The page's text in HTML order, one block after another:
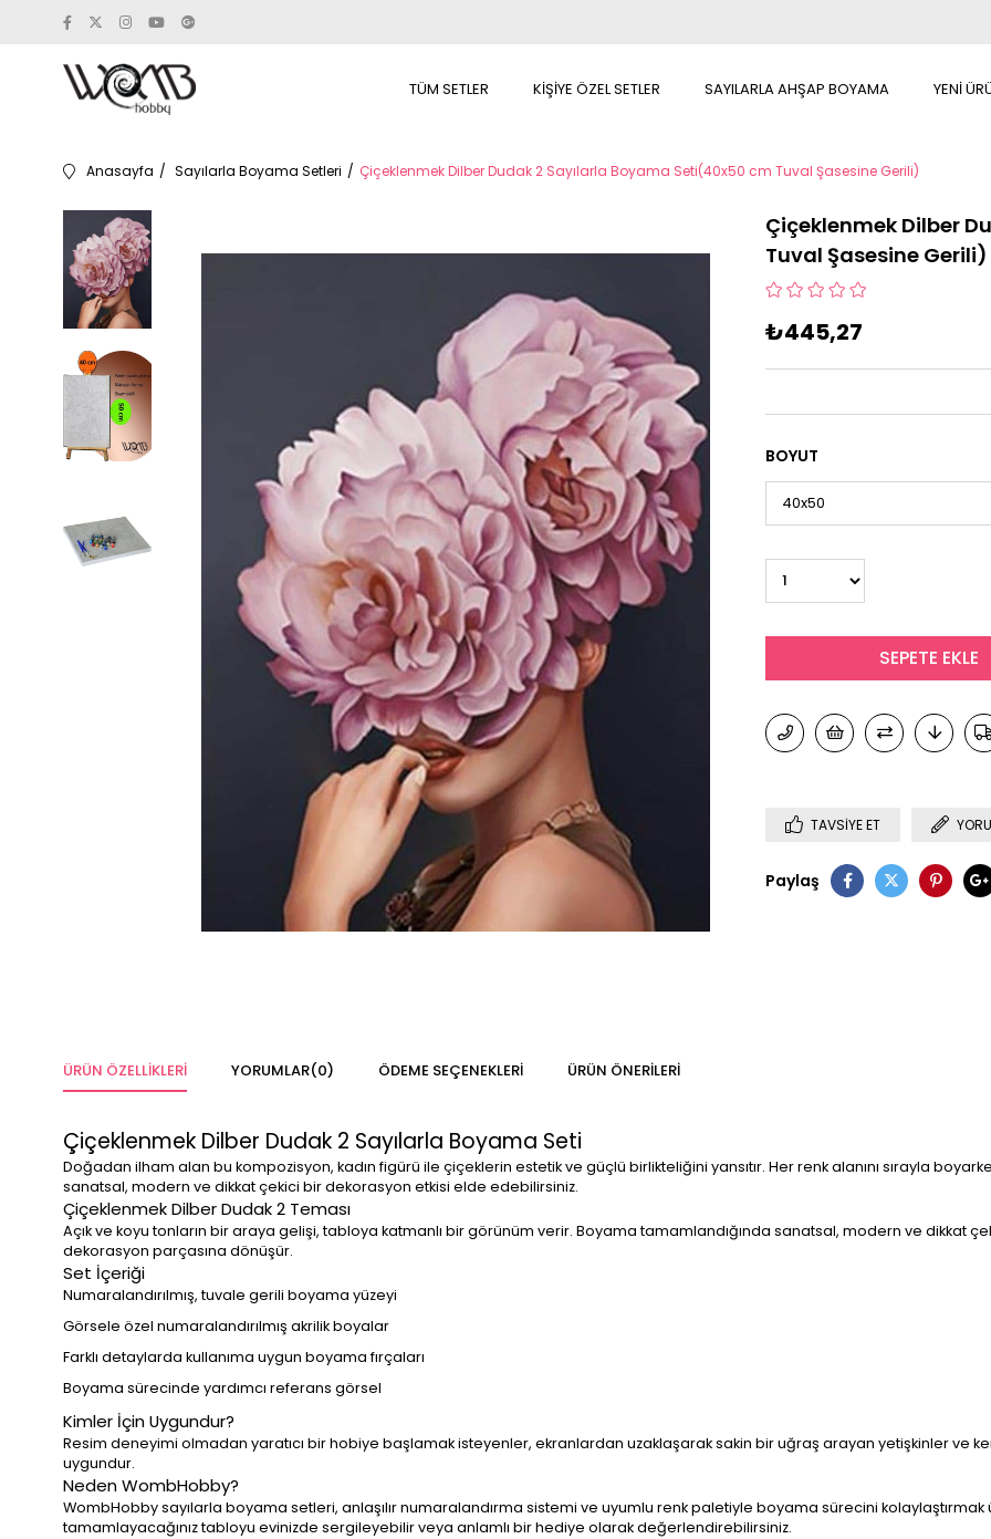
TÜM SETLER KİŞİYE ÖZEL SETLER SAYILARLA AHŞAP BOYAMA YENİ
Anasayfa Sayılarla Boyama Setleri Çiçeklenmek Dilber Dudak 2 Sayılarla Boyama Seti(40x50 cm Tuval Şasesine Gerili)
Çiçeklenmek Dilber
Tuval Şasesine Gerili)
₺445,27
BOYUT
TAVSIYE ET
Paylaş
ÜRÜN ÖZELLIKLERI YORUMLAR(0) ÖDEME SEÇENEKLERI ÜRÜN ÖNERILERI
Çiçeklenmek Dilber Dudak 2 Sayılarla Boyama Seti
Doğadan ilham alan bu kompozisyon, kadın figürü ile çiçeklerin estetik ve güçlü birlikteliğini yansıtır. Her renk alanını sırayla
sanatsal, modern ve dikkat çekici bir dekorasyon etkisi elde edebilirsiniz.
Çiçeklenmek Dilber Dudak 2 Teması
Açık ve koyu tonların bir araya gelişi, tabloya katmanlı bir görünüm verir. Boyama tamamlandığında sanatsal, modern ve dikkat
dekorasyon parçasına dönüşür.
Set İçeriği
Numaralandırılmış, tuvale gerili boyama yüzeyi
Görsele özel numaralandırılmış akrilik boyalar
Farklı detaylarda kullanıma uygun boyama fırçaları
Boyama sürecinde yardımcı referans görsel
Kimler İçin Uygundur?
Resim deneyimi olmadan yaratıcı bir hobiye başlamak isteyenler, ekranlardan uzaklaşarak sakin bir uğraş arayan yetişkinler ve
uygundur.
Neden WombHobby?
WombHobby sayılarla boyama setleri, anlaşılır numaralandırma sistemi ve uyumlu renk paletiyle boyama sürecini kolaylaştırmak
tamamlayacağınız tabloyu evinizde sergileyebilir veya anlamlı bir hediye olarak değerlendirebilirsiniz.